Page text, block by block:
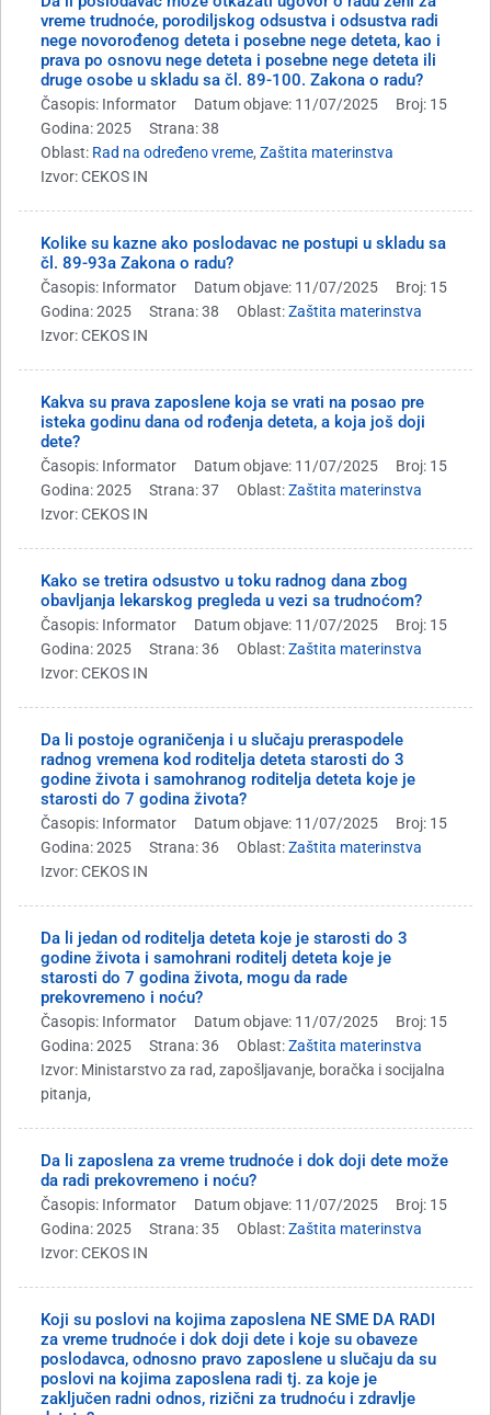
vreme trudnoće, porodiljskog odsustva i odsustva radi
nege novorođenog deteta i posebne nege deteta, kao i
prava po osnovu nege deteta i posebne nege deteta ili
druge osobe u skladu sa čl. 89-100. Zakona o radu?
Časopis: Informator Datum objave: 11/07/2025
Broj: 15
Godina: 2025
Strana: 38
Oblast: Rad na određeno vreme, Zaštita materinstva
Izvor: CEKOS IN
Kolike su kazne ako poslodavac ne postupi u skladu sa
čl. 89-93a Zakona o radu?
Časopis: Informator Datum objave: 11/07/2025
Broj: 15
Godina: 2025
Strana: 38 Oblast:Zaštita materinstva
Izvor: CEKOS IN
Kakva su prava zaposlene koja se vrati na posao pre
isteka godinu dana od rođenja deteta, a koja još doji
dete?
Časopis: Informator Datum objave: 11/07/2025
Broj: 15
Godina: 2025
Strana: 37 Oblast:Zaštita materinstva
Izvor: CEKOS IN
Kako se tretira odsustvo u toku radnog dana zbog
obavljanja lekarskog pregleda u vezi sa trudnoćom?
Časopis: Informator Datum objave: 11/07/2025
Broj: 15
Godina: 2025
Strana: 36 Oblast:Zaštita materinstva
Izvor: CEKOS IN
Da li postoje ograničenja i u slučaju preraspodele
radnog vremena kod roditelja deteta starosti do 3
godine života i samohranog roditelja deteta koje je
starosti do 7 godina života?
Časopis: Informator Datum objave: 11/07/2025
Broj: 15
Godina: 2025
Strana: 36 Oblast:Zaštita materinstva
Izvor: CEKOS IN
Da li jedan od roditelja deteta koje je starosti do 3
godine života i samohrani roditelj deteta koje je
starosti do 7 godina života, mogu da rade
prekovremeno i noću?
Časopis: Informator Datum objave: 11/07/2025
Broj: 15
Godina: 2025
Strana: 36 Oblast:Zaštita materinstva
Izvor: Ministarstvo za rad, zapošljavanje, boračka i socijalna
pitanja,
Da li zaposlena za vreme trudnoće i dok doji dete može
da radi prekovremeno i noću?
Časopis: Informator Datum objave: 11/07/2025
Broj: 15
Godina: 2025
Strana: 35 Oblast:Zaštita materinstva
Izvor: CEKOS IN
Koji su poslovi na kojima zaposlena NE SME DA RADI
za vreme trudnoće i dok doji dete i koje su obaveze
poslodavca, odnosno pravo zaposlene u slučaju da su
poslovi na kojima zaposlena radi tj. za koje je
zaključen radni odnos, rizični za trudnoću i zdravlje